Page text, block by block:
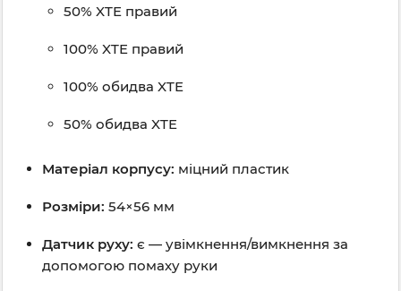
50% XTE правий
100% XTE правий
100% обидва XTE
50% обидва XTE
Матеріал корпусу: міцний пластик
Розміри: 54×56 мм
Датчик руху: є — увімкнення/вимкнення за
допомогою помаху руки